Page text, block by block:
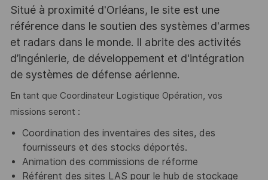
Situé à proximité d'Orléans, le site est une
référence dans le soutien des systèmes d'armes
et radars dans le monde. Il abrite des activités
d’ingénierie, de développement et d'intégration
de systèmes de défense aérienne.
En tant que Coordinateur Logistique Opération, vos
missions seront :
Coordination des inventaires des sites, des
fournisseurs et des stocks déportés.
Animation des commissions de réforme
Référent des sites LAS pour le hub de stockage